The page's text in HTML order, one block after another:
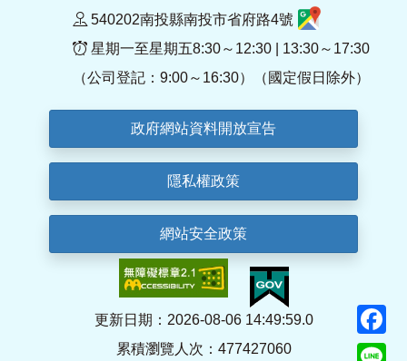
540202南投縣南投市省府路4號
星期一至星期五8:30～12:30 | 13:30～17:30
（公司登記：9:00～16:30）（國定假日除外）
政府網站資料開放宣告
隱私權政策
網站安全政策
更新日期：2026-08-06 14:49:59.0
累積瀏覽人次：477427060